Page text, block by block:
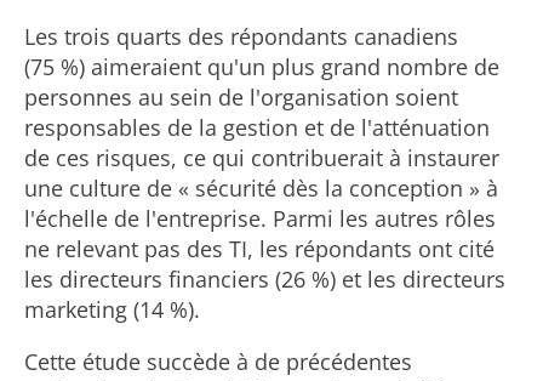
Les trois quarts des répondants canadiens
(75 %) aimeraient qu'un plus grand nombre de
personnes au sein de l'organisation soient
responsables de la gestion et de l'atténuation
de ces risques, ce qui contribuerait à instaurer
une culture de « sécurité dès la conception » à
l'échelle de l'entreprise. Parmi les autres rôles
ne relevant pas des TI, les répondants ont cité
les directeurs financiers (26 %) et les directeurs
marketing (14 %).
Cette étude succède à de précédentes